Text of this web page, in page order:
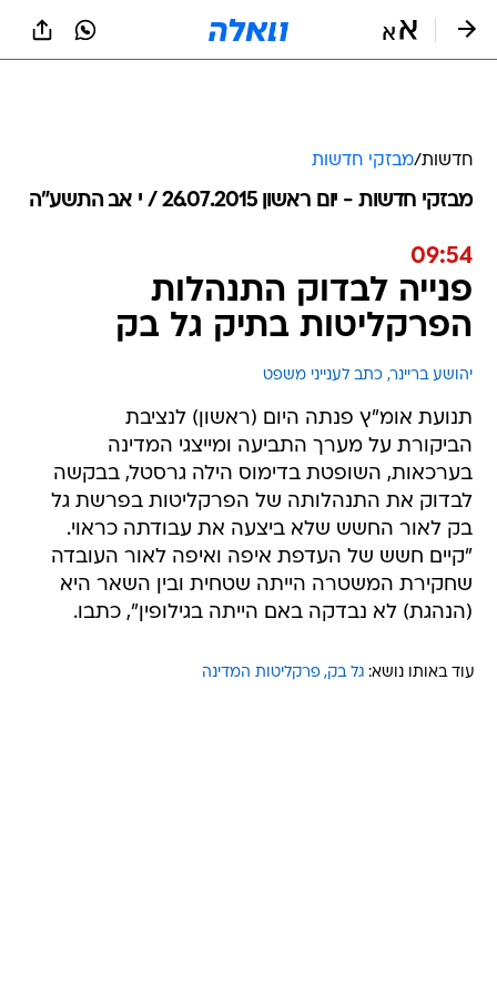
חדשות/מבזקי חדשות
מבזקי חדשות - יום ראשון 26.07.2015 / י אב התשע"ה
09:54
פנייה לבדוק התנהלות
הפרקליטות בתיק גל בק
יהושע בריינר, כתב לענייני משפט
תנועת אומ"ץ פנתה היום (ראשון) לנציבת
הביקורת על מערך התביעה ומייצגי המדינה
בערכאות, השופטת בדימוס הילה גרסטל, בבקשה
לבדוק את התנהלותה של הפרקליטות בפרשת גל
בק לאור החשש שלא ביצעה את עבודתה כראוי.
"קיים חשש של העדפת איפה ואיפה לאור העובדה
שחקירת המשטרה הייתה שטחית ובין השאר היא
(הנהגת) לא נבדקה באם הייתה בגילופין", כתבו.
עוד באותו נושא: גל בק פרקליטות המדינה